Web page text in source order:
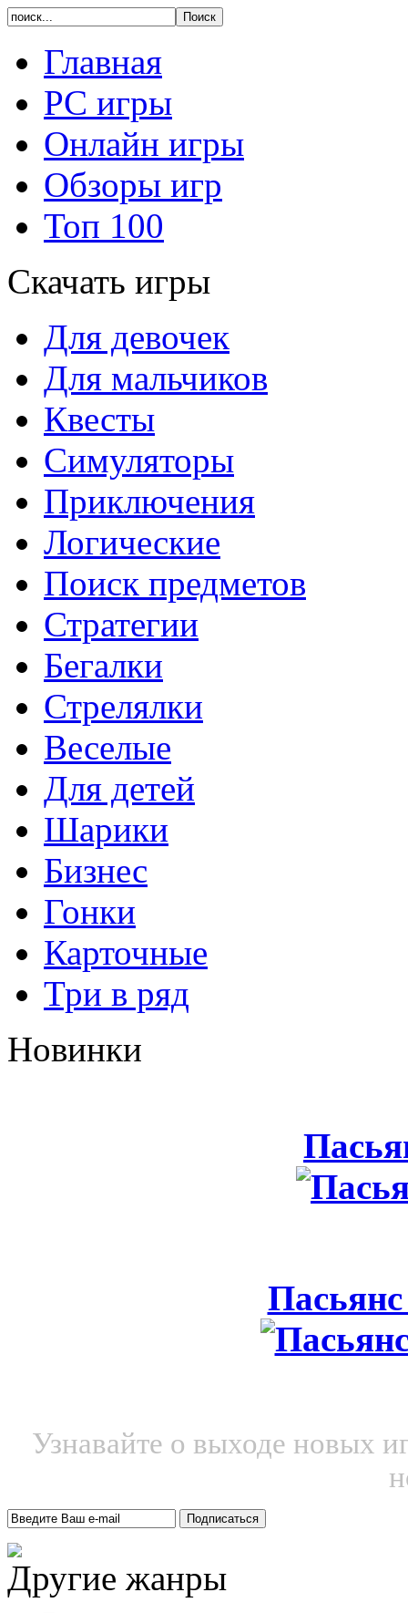
Главная
PC игры
Онлайн игры
Обзоры игр
Топ 100
Скачать игры
Для девочек
Для мальчиков
Квесты
Симуляторы
Приключения
Логические
Поиск предметов
Стратегии
Бегалки
Стрелялки
Веселые
Для детей
Шарики
Бизнес
Гонки
Карточные
Три в ряд
Новинки
Узнавайте о выходе новых
Другие жанры